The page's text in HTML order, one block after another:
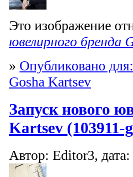
Это изображение
ювелирного бренда
» Опубликовано
Gosha Kartsev
Запуск нового
Kartsev (103911-
Автор: Editor3,